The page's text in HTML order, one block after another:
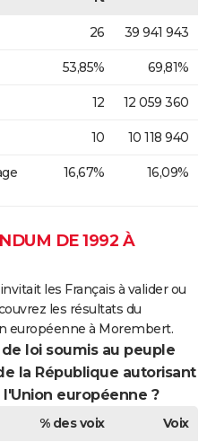
26 39 941 943
53,85% 69,81%
12 12 059 360
10 10 118 940
16,67% 16,09%
DE 1992 À
les Français à valider ou
les résultats du
européenne à Morembert.
loi soumis au peuple
la République autorisant
européenne ?
% des voix
Voix